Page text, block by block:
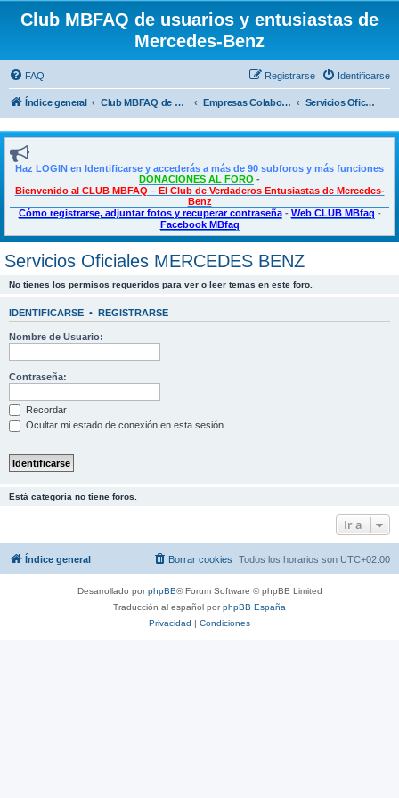
Club MBFAQ de usuarios y entusiastas de
Mercedes-Benz
FAQ Identificarse
Registrarse
Índice general Club MBFAQ de usuarios y entusiastas de Mercedes Benz Empresas Colaboradoras, Descuentos exclusivos para SOCIOS Servicios Oficiales MERCEDES BENZ
Haz LOGIN en Identificarse y accederás a más de 90 subforos y más funciones
DONACIONES AL FORO -
Bienvenido al CLUB MBFAQ – El Club de Verdaderos Entusiastas de Mercedes-
Benz
Cómo registrarse, adjuntar fotos y recuperar contraseña- Web CLUB MBfaq -
Facebook MBfaq
Servicios Oficiales MERCEDES BENZ
No tienes los permisos requeridos para ver o leer temas en este foro.
IDENTIFICARSE • REGISTRARSE
Nombre de Usuario:
Contraseña:
Recordar
Ocultar mi estado de conexión en esta sesión
Está categoría no tiene foros.
Ir a
Índice general Todos los horarios son UTC+02:00
Borrar cookies
Desarrollado porphpBB® Forum Software © phpBB Limited
Traducción al español porphpBB España
Privacidad | Condiciones